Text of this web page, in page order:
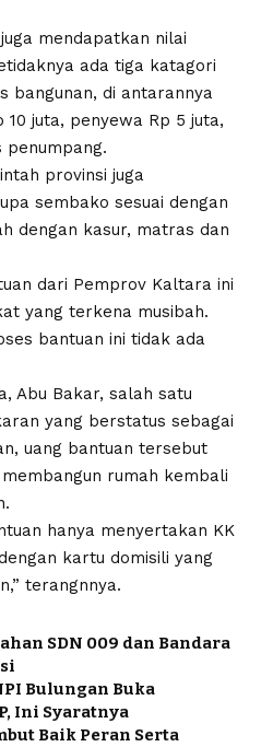
mendapatkan nilai
ada tiga katagori
bangunan, di antarannya
juta, penyewa Rp 5 juta,
penumpang.
provinsi juga
sembako sesuai dengan
dengan kasur, matras dan
dari Pemprov Kaltara ini
yang terkena musibah.
bantuan ini tidak ada
Abu Bakar, salah satu
yang berstatus sebagai
uang bantuan tersebut
rumah kembali
hanya menyertakan KK
kartu domisili yang
terangnnya.
SDN 009 dan Bandara
Bulungan Buka
Ini Syaratnya
Baik Peran Serta